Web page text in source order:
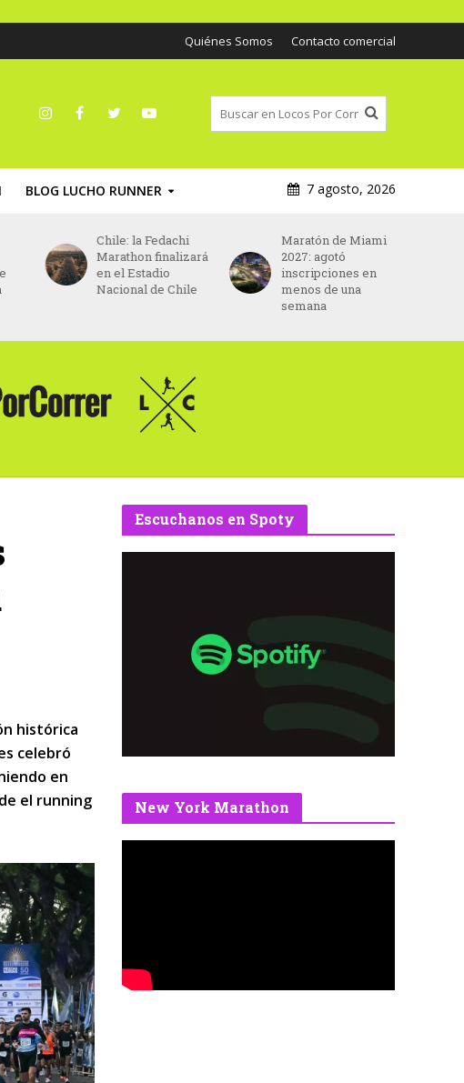
Quiénes Somos Contacto comercial
BLOG LUCHO RUNNER 7 agosto, 2026
Maratón de Miami
2027: agotó
inscripciones en
menos de una
Asics será el nuevo
patrocinador
principal del
Maratón de París
desde 2027
histórica
celebró
en
el running
Escuchanos en Spoty
New York Marathon